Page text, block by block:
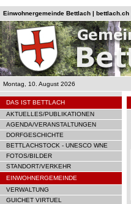
Einwohnergemeinde Bettlach | bettlach.ch
Montag, 10. August 2026
DAS IST BETTLACH
AKTUELLES/PUBLIKATIONEN
AGENDA/VERANSTALTUNGEN
DORFGESCHICHTE
BETTLACHSTOCK - UNESCO WNE
FOTOS/BILDER
STANDORT/VERKEHR
EINWOHNERGEMEINDE
VERWALTUNG
GUICHET VIRTUEL